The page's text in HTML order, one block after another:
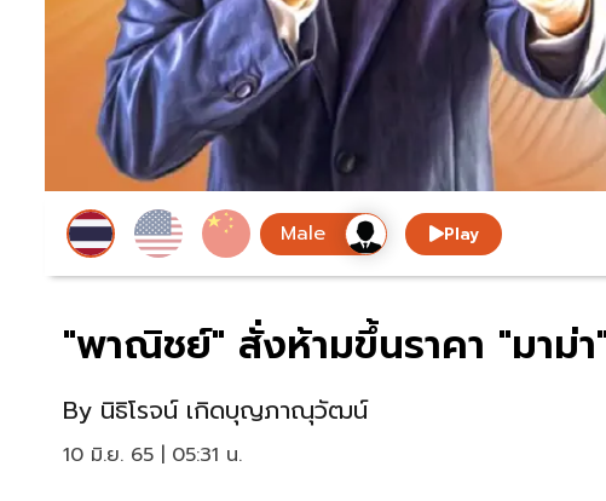
Play
"พาณิชย์" สั่งห้ามขึ้นราคา "มาม่า
By นิธิโรจน์ เกิดบุญภาณุวัฒน์
10 มิ.ย. 65 | 05:31 น.